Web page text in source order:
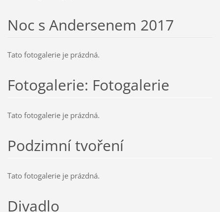
Noc s Andersenem 2017
Tato fotogalerie je prázdná.
Fotogalerie: Fotogalerie
Tato fotogalerie je prázdná.
Podzimní tvoření
Tato fotogalerie je prázdná.
Divadlo